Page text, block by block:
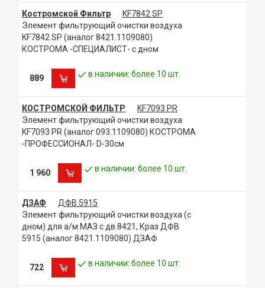
Костромской Фильтр
KF7842 SP
Элемент фильтрующий очистки воздуха
KF7842 SP (аналог 8421.1109080)
КОСТРОМА -СПЕЦИАЛИСТ- с дном
889 в наличии: более 10 шт.
КОСТРОМСКОЙ ФИЛЬТР
KF7093 PR
Элемент фильтрующий очистки воздуха
KF7093 PR (аналог 093.1109080) КОСТРОМА
-ПРОФЕССИОНАЛ- D-30см
1 960 в наличии: более 10 шт.
ДЗАФ
ДФВ 5915
Элемент фильтрующий очистки воздуха (с
дном) для а/м МАЗ с дв.8421, Краз ДФВ
5915 (аналог 8421.1109080) ДЗАФ
722 в наличии: более 10 шт.